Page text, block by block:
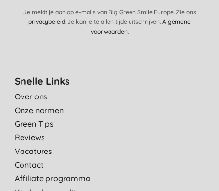
Je meldt je aan op e-mails van Big Green Smile Europe. Zie ons
privacybeleid. Je kan je te allen tijde uitschrijven. Algemene
voorwaarden.
Snelle Links
Over ons
Onze normen
Green Tips
Reviews
Vacatures
Contact
Affiliate programma